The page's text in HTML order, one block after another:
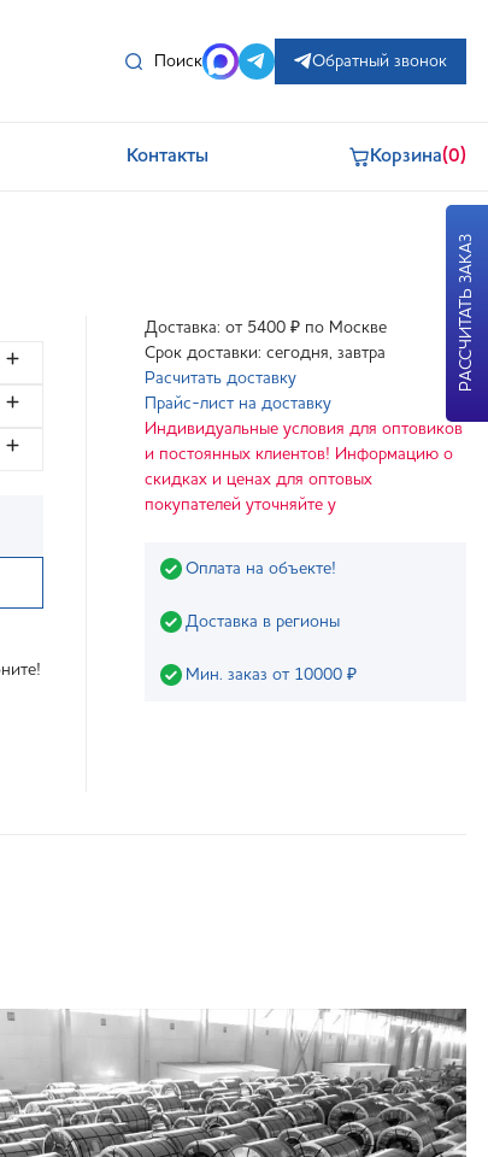
Поиск Обратный звонок
Контакты Корзина(0)
Доставка: от 5400 ₽ по Москве
Срок доставки: сегодня, завтра
Расчитать доставку
Прайс-лист на доставку
Индивидуальные условия для оптовиков
и постоянных клиентов! Информацию о
скидках и ценах для оптовых
покупателей уточняйте у
Оплата на объекте!
Доставка в регионы
Мин. заказ от 10000 ₽
РАССЧИТАТЬ ЗАКАЗ